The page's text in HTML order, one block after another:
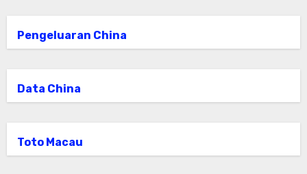
Pengeluaran China
Data China
Toto Macau